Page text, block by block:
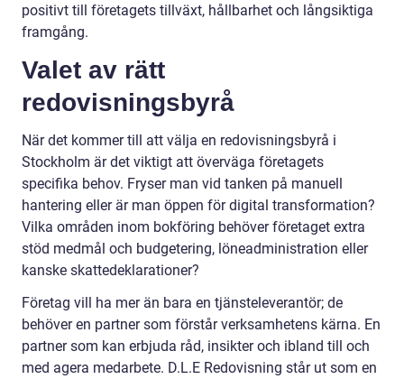
positivt till företagets tillväxt, hållbarhet och långsiktiga
framgång.
Valet av rätt
redovisningsbyrå
När det kommer till att välja en redovisningsbyrå i
Stockholm är det viktigt att överväga företagets
specifika behov. Fryser man vid tanken på manuell
hantering eller är man öppen för digital transformation?
Vilka områden inom bokföring behöver företaget extra
stöd medmål och budgetering, löneadministration eller
kanske skattedeklarationer?
Företag vill ha mer än bara en tjänsteleverantör; de
behöver en partner som förstår verksamhetens kärna. En
partner som kan erbjuda råd, insikter och ibland till och
med agera medarbete. D.L.E Redovisning står ut som en